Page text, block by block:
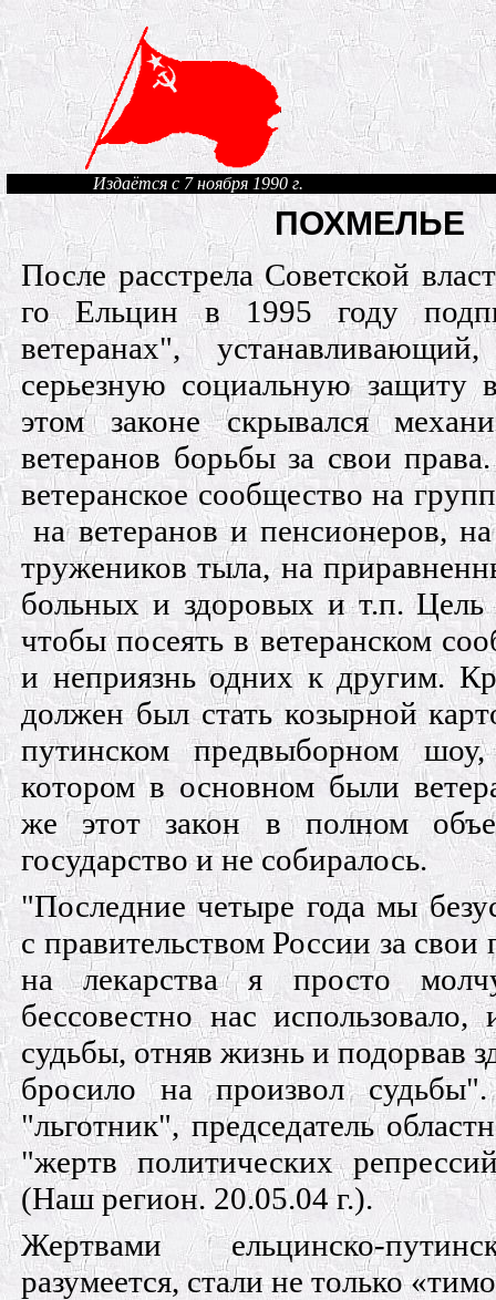
Издаётся с 7 ноября 1990 г.
ПОХМЕЛЬЕ
После расстрела Советской
го Ельцин в 1995 году
ветеранах",
серьезную социальную защиту
этом законе скрывался
ветеранов борь­бы за свои
ветеранское сообщество на
на ветеранов и пенсионеров,
тружеников тыла, на
боль­ных и здоровых и т.п. Цель
чтобы посеять в ветеранском
и неприязнь одних к другим.
должен был стать козырной
путинском предвыборном шоу,
котором в основном были
же этот закон в полном
государство и не собиралось.
"Последние четыре года мы
с правительством России за свои
на лекарства я про­сто
бессовестно нас использовало,
судьбы, отняв жизнь и подорвав
бросило на произвол судьбы".
"льготник", пред­седатель
"жертв политических
(Наш регион. 20.05.04 г.).
Жертвами ельцинско-
разумеется, стали не только